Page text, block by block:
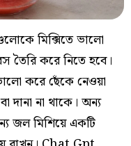
মিক্সিতে ভালো
তৈরি করে নিতে হবে।
করে ছেঁকে নেওয়া
না থাকে। অন্য
জল মিশিয়ে একটি